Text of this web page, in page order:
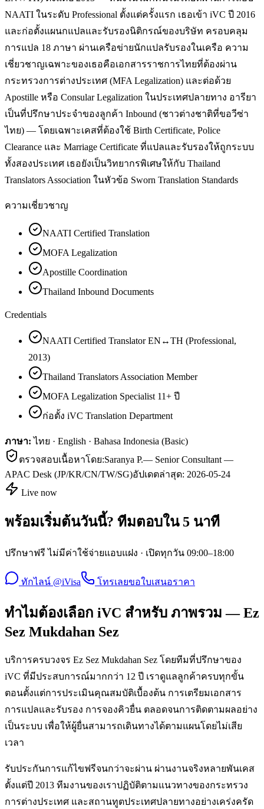
NAATI ในระดับ Professional ตั้งแต่ครั้งแรก เธอเข้า iVC ปี 2016
และก่อตั้งแผนกแปลและรับรองนิติกรณ์ของบริษัท ครอบคลุม
การแปล 18 ภาษา ผ่านเครือข่ายนักแปลรับรองในเครือ ความ
เชี่ยวชาญเฉพาะของเธอคือเอกสารราชการไทยที่ต้องผ่าน
กระทรวงการต่างประเทศ (MFA Legalization) และต่อด้วย
Apostille หรือ Consular Legalization ในประเทศปลายทาง อารียา
เป็นที่ปรึกษาประจำของลูกค้า Inbound (ชาวต่างชาติที่ขอวีซ่า
ไทย) — โดยเฉพาะเคสที่ต้องใช้ Birth Certificate, Police
Clearance และ Marriage Certificate ที่แปลและรับรองให้ถูกระบบ
ทั้งสองประเทศ เธอยังเป็นวิทยากรพิเศษให้กับ Thailand
Translators Association ในหัวข้อ Sworn Translation Standards
ความเชี่ยวชาญ
NAATI Certified Translation
MOFA Legalization
Apostille Coordination
Thailand Inbound Documents
Credentials
NAATI Certified Translator EN↔TH (Professional,
2013)
Thailand Translators Association Member
MOFA Legalization Specialist 11+ ปี
ก่อตั้ง iVC Translation Department
ภาษา: ไทย · English · Bahasa Indonesia (Basic)
ตรวจสอบเนื้อหาโดย:Saranya P.— Senior Consultant —
APAC Desk (JP/KR/CN/TW/SG)อัปเดตล่าสุด: 2026-05-24
Live now
พร้อมเริ่มต้นวันนี้? ทีมตอบใน 5 นาที
ปรึกษาฟรี ไม่มีค่าใช้จ่ายแอบแฝง · เปิดทุกวัน 09:00–18:00
ทักไลน์ @iVisa โทรเลยขอใบเสนอราคา
ทำไมต้องเลือก iVC สำหรับ ภาพรวม — Ez
Sez Mukdahan Sez
บริการครบวงจร Ez Sez Mukdahan Sez โดยทีมที่ปรึกษาของ
iVC ที่มีประสบการณ์มากกว่า 12 ปี เราดูแลลูกค้าครบทุกขั้น
ตอนตั้งแต่การประเมินคุณสมบัติเบื้องต้น การเตรียมเอกสาร
การแปลและรับรอง การจองคิวยื่น ตลอดจนการติดตามผลอย่าง
เป็นระบบ เพื่อให้ผู้ยื่นสามารถเดินทางได้ตามแผนโดยไม่เสีย
เวลา
รับประกันการแก้ไขฟรีจนกว่าจะผ่าน ผ่านงานจริงหลายพันเคส
ตั้งแต่ปี 2013 ทีมงานของเราปฏิบัติตามแนวทางของกระทรวง
การต่างประเทศ และสถานทูตประเทศปลายทางอย่างเคร่งครัด